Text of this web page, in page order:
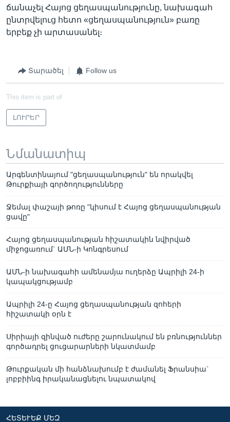
ճանաչել Հայոց ցեղասպանությունը, նախագահ
ընտրվելուց հետո «ցեղասպանություն» բառը
երբեք չի արտասանել։
Տարածել Follow us
This item is part of
ԼՈՒՐԵՐ
Նմանատիպ
Արգենտինայում "ցեղասպանություն" են որակվել
Թուրքիայի գործողությունները
Ջեմալ փաշայի թոռը "կիսում է Հայոց ցեղասպանության
ցավը"
Հայոց ցեղասպանության հիշատակին նվիրված
միջոցառում` ԱՄՆ-ի Կոնգրեսում
ԱՄՆ-ի նախագահի ամենամյա ուղերձը Ապրիլի 24-ի
կապակցությամբ
Ապրիլի 24-ը Հայոց ցեղասպանության զոհերի
հիշատակի օրն է
Սիրիայի զինված ուժերը շարունակում են բռնություններ
գործադրել ցուցարարների նկատմամբ
Թուրքական մի հանձնախումբ է ժամանել Ֆրանսիա`
լոբբիինգ իրականացնելու նպատակով
ՀԵՏԵՒԵՔ ՄԵԶ